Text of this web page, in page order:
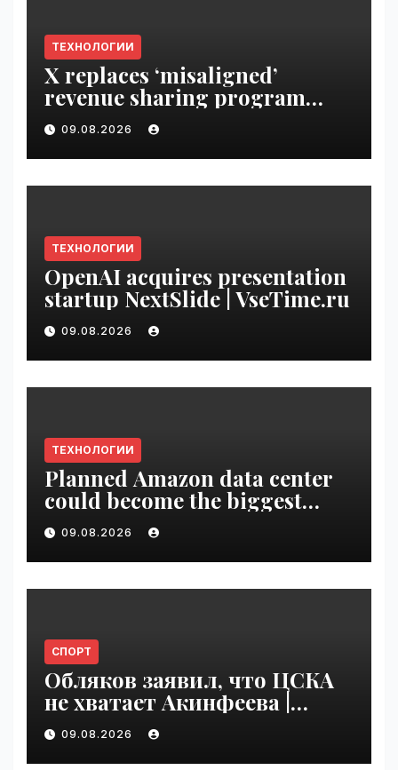
ТЕХНОЛОГИИ
X replaces ‘misaligned’
revenue sharing program
with Original Content
Rewards | VseTime.ru
09.08.2026
ТЕХНОЛОГИИ
OpenAI acquires presentation
startup NextSlide | VseTime.ru
09.08.2026
ТЕХНОЛОГИИ
Planned Amazon data center
could become the biggest
climate polluter in the U.S. |
VseTime.ru
09.08.2026
СПОРТ
Обляков заявил, что ЦСКА
не хватает Акинфеева |
VseTime.ru
09.08.2026